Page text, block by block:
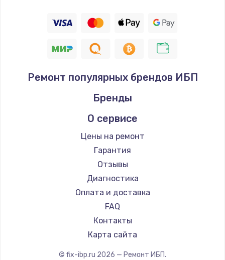
Ремонт популярных брендов ИБП
Бренды
О сервисе
Цены на ремонт
Гарантия
Отзывы
Диагностика
Оплата и доставка
FAQ
Контакты
Карта сайта
© fix-ibp.ru 2026 — Ремонт ИБП.